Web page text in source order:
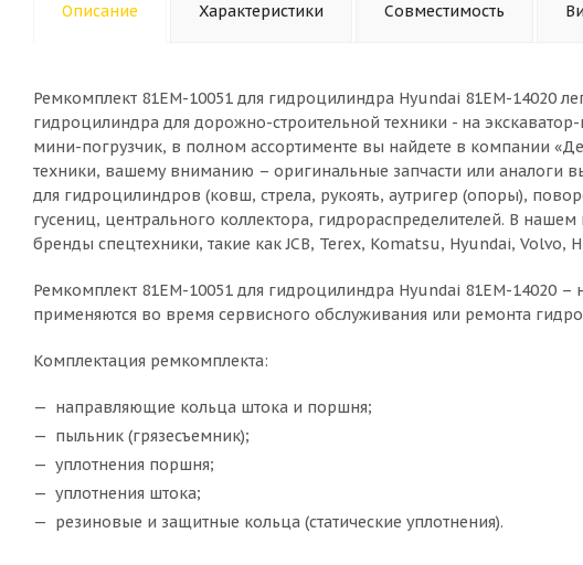
Описание Характеристики Совместимость
Ремкомплект 81EM-10051 для гидроцилиндра Hyundai 81EM-14020
гидроцилиндра для дорожно-строительной техники - на
мини-погрузчик, в полном ассортименте вы найдете в компании
техники, вашему вниманию – оригинальные запчасти или аналоги
для гидроцилиндров (ковш, стрела, рукоять, аутригер (опоры),
гусениц, центрального коллектора, гидрораспределителей. В
бренды спецтехники, такие как JCB, Terex, Komatsu, Hyundai, Volvo,
Ремкомплект 81EM-10051 для гидроцилиндра Hyundai 81EM-14020
применяются во время сервисного обслуживания или ремонта
Комплектация ремкомплекта:
направляющие кольца штока и поршня;
пыльник (грязесъемник);
уплотнения поршня;
уплотнения штока;
резиновые и защитные кольца (статические уплотнения).